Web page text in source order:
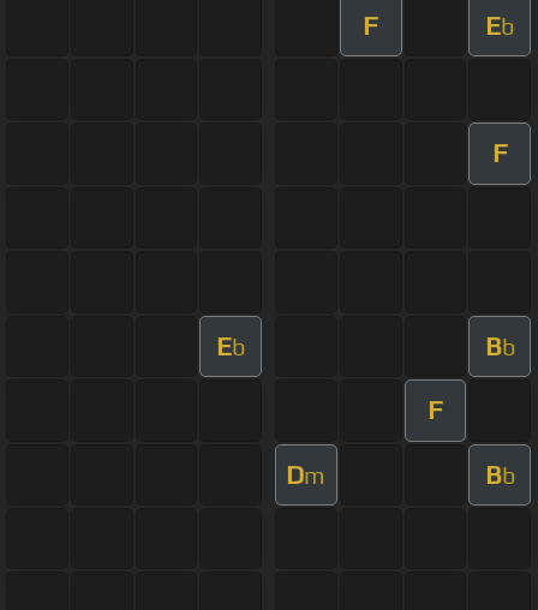
F Eb
F
Eb Bb
F
Dm Bb